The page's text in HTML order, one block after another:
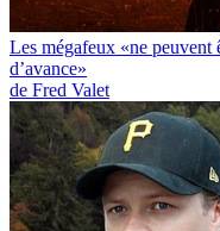
Les mégafeux «ne peuvent
d’avance»
de Fred Valet